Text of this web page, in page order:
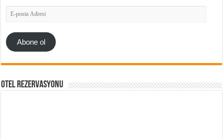
E-
posta
Abone ol
Otel Rezervasyonu